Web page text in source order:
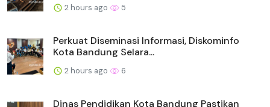
2 hours ago 5
Perkuat Diseminasi Informasi, Diskominfo
Kota Bandung Selara...
2 hours ago 6
Dinas Pendidikan Kota Bandung Pastikan